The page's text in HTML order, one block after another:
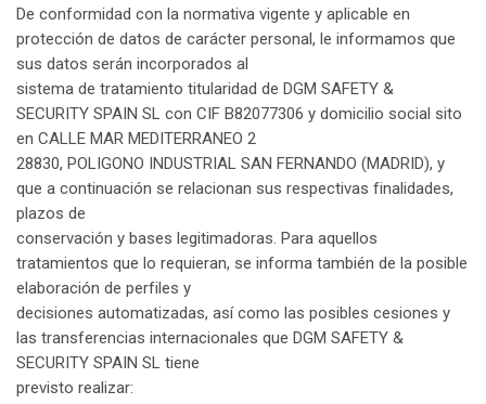
De conformidad con la normativa vigente y aplicable en
protección de datos de carácter personal, le informamos que
sus datos serán incorporados al
sistema de tratamiento titularidad de DGM SAFETY &
SECURITY SPAIN SL con CIF B82077306 y domicilio social sito
en CALLE MAR MEDITERRANEO 2
28830, POLIGONO INDUSTRIAL SAN FERNANDO (MADRID), y
que a continuación se relacionan sus respectivas finalidades,
plazos de
conservación y bases legitimadoras. Para aquellos
tratamientos que lo requieran, se informa también de la posible
elaboración de perfiles y
decisiones automatizadas, así como las posibles cesiones y
las transferencias internacionales que DGM SAFETY &
SECURITY SPAIN SL tiene
previsto realizar: